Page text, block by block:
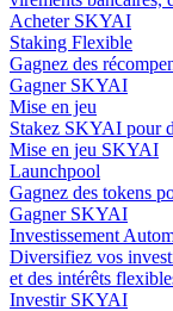
Gagner
Acheter SKYAI
Staking Flexible
Gagnez des
Gagner SKYAI
Mise en jeu
Stakez SKYAI pour
Mise en jeu SKYAI
Launchpool
Gagnez des tokens
Gagner SKYAI
Investissement
Diversifiez vos
et des intérêts
Investir SKYAI